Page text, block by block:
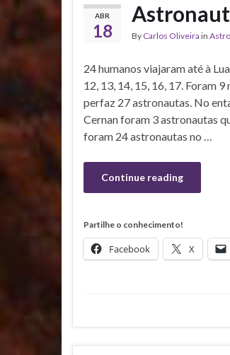
ABR
18 By Carlos Oliveira in
24 humanos viajaram até à
12, 13, 14, 15, 16, 17. Foram
perfaz 27 astronautas. No
Cernan foram 3 astronautas
foram 24 astronautas no …
Continue reading
Partilhe o conhecimento!
Facebook X